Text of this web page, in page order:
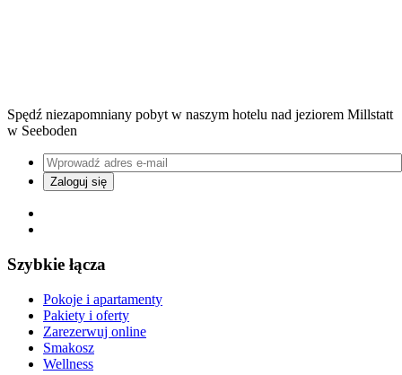
Spędź niezapomniany pobyt w naszym hotelu nad jeziorem Millstatt
w Seeboden
Szybkie łącza
Pokoje i apartamenty
Pakiety i oferty
Zarezerwuj online
Smakosz
Wellness